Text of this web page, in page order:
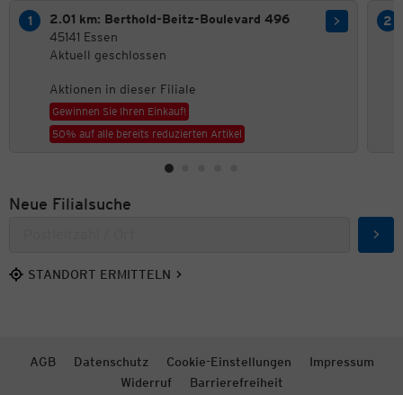
2.01 km: Berthold-Beitz-Boulevard 496
45141 Essen
Aktuell geschlossen
Aktionen in dieser Filiale
Gewinnen Sie Ihren Einkauf!
50% auf alle bereits reduzierten Artikel
Neue Filialsuche
STANDORT ERMITTELN
AGB Datenschutz Cookie-Einstellungen
Impressum
Widerruf
Barrierefreiheit